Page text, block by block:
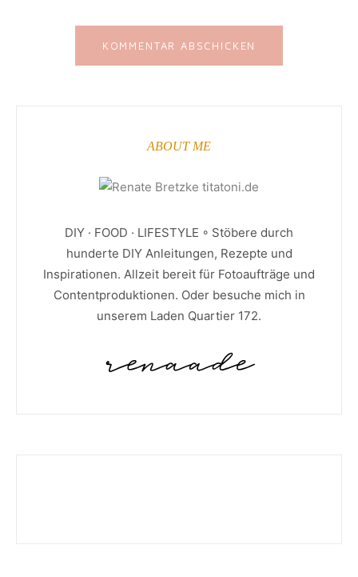
ABOUT ME
DIY · FOOD · LIFESTYLE ◦ Stöbere durch
hunderte DIY Anleitungen, Rezepte und
Inspirationen. Allzeit bereit für Fotoaufträge und
Contentproduktionen. Oder besuche mich in
unserem Laden Quartier 172.